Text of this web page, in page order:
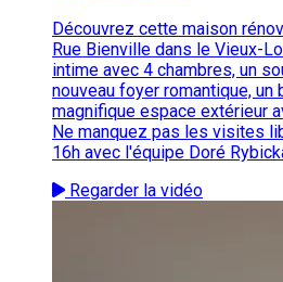
Découvrez cette maison
Rue Bienville dans le Vieux-
intime avec 4 chambres, un
nouveau foyer romantique,
magnifique espace extérieur
Ne manquez pas les visites
16h avec l'équipe Doré
Regarder la vidéo